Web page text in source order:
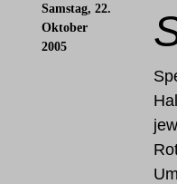
Samstag, 22.
Oktober
2005